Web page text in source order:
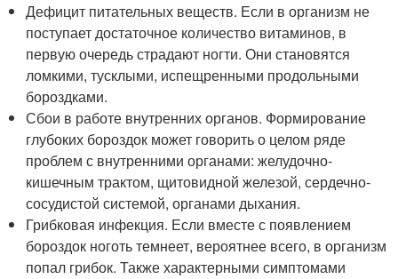
Дефицит питательных веществ. Если в организм не
поступает достаточное количество витаминов, в
первую очередь страдают ногти. Они становятся
ломкими, тусклыми, испещренными продольными
бороздками.
Сбои в работе внутренних органов. Формирование
глубоких бороздок может говорить о целом ряде
проблем с внутренними органами: желудочно-
кишечным трактом, щитовидной железой, сердечно-
сосудистой системой, органами дыхания.
Грибковая инфекция. Если вместе с появлением
бороздок ноготь темнеет, вероятнее всего, в организм
попал грибок. Также характерными симптомами